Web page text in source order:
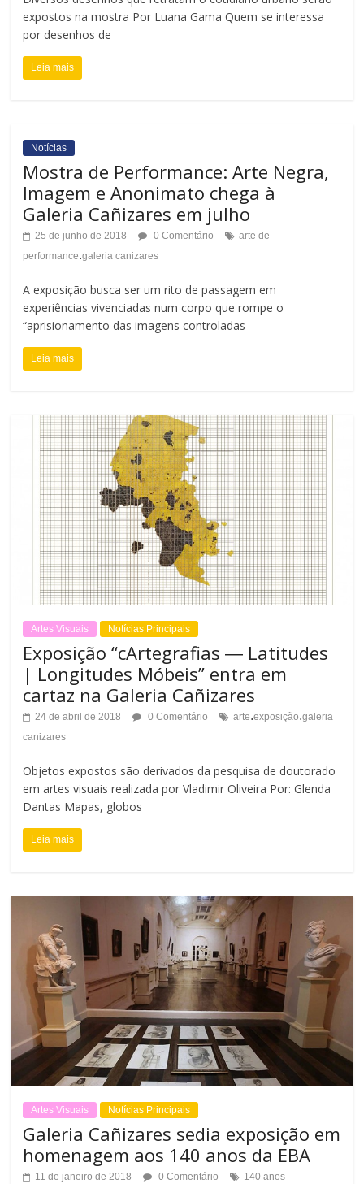
m
expostos na mostra Por Luana Gama Quem se interessa
por desenhos de
Leia mais
Notícias
Mostra de Performance: Arte Negra,
Imagem e Anonimato chega à
Galeria Cañizares em julho
25 de junho de 2018 0 Comentário
arte de
performance.galeria canizares
A exposição busca ser um rito de passagem em
experiências vivenciadas num corpo que rompe o
“aprisionamento das imagens controladas
Leia mais
Artes Visuais Notícias Principais
Exposição “cArtegrafias ― Latitudes
| Longitudes Móbeis” entra em
cartaz na Galeria Cañizares
24 de abril de 2018 0 Comentário arte.exposição.galeria
canizares
Objetos expostos são derivados da pesquisa de doutorado
em artes visuais realizada por Vladimir Oliveira Por: Glenda
Dantas Mapas, globos
Leia mais
Artes Visuais Notícias Principais
Galeria Cañizares sedia exposição em
homenagem aos 140 anos da EBA
11 de janeiro de 2018 0 Comentário
140 anos